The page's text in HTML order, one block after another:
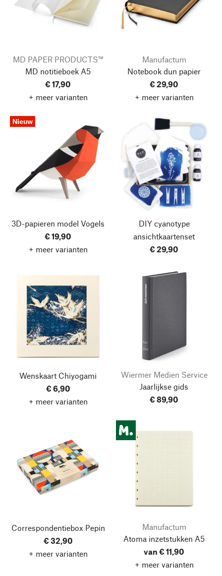
MD PAPER PRODUCTS™
MD notitieboek A5
€ 17,90
+ meer varianten
Manufactum
Notebook dun papier
€ 29,90
+ meer varianten
Nieuw
3D-papieren model Vogels
€ 19,90
+ meer varianten
DIY cyanotype
ansichtkaartenset
€ 29,90
Wenskaart Chiyogami
€ 6,90
+ meer varianten
Wiermer Medien Service
Jaarlijkse gids
€ 89,90
Correspondentiebox Pepin
€ 32,90
+ meer varianten
Manufactum
Atoma inzetstukken A5
van € 11,90
+ meer varianten